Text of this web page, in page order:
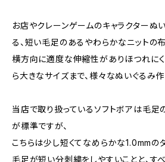
お店やクレーンゲームのキャラクターぬ
る、短い毛足のあるやわらかなニットの布
横方向に適度な伸縮性がありほつれにく
ら大きなサイズまで、様々なぬいぐるみ作
当店で取り扱っているソフトボアは毛足
が標準ですが、
こちらは少し短くてなめらかな1.0mmのタ
毛足が短い分刺繍をしやすいことと、す